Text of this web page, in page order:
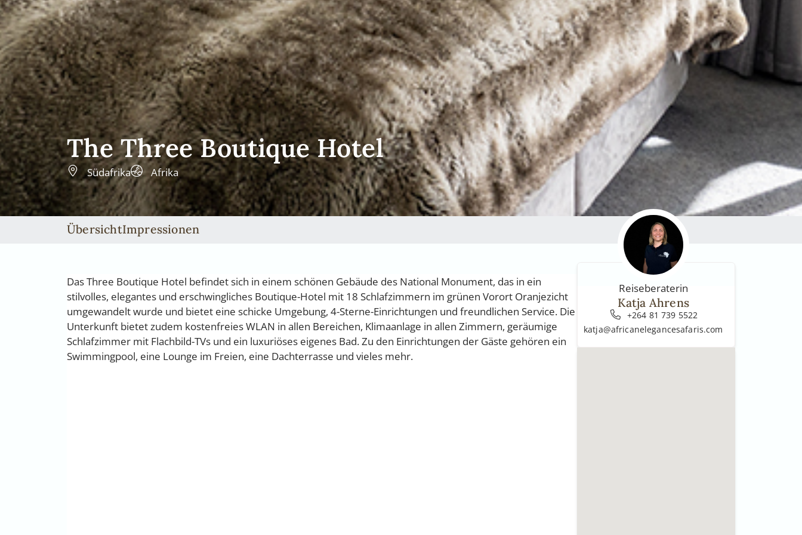
The Three Boutique Hotel
Südafrika Afrika
ÜbersichtImpressionen
Das Three Boutique Hotel befindet sich in einem schönen Gebäude des National Monument, das in ein
stilvolles, elegantes und erschwingliches Boutique-Hotel mit 18 Schlafzimmern im grünen Vorort Oranjezicht
umgewandelt wurde und bietet eine schicke Umgebung, 4-Sterne-Einrichtungen und freundlichen Service. Die
Unterkunft bietet zudem kostenfreies WLAN in allen Bereichen, Klimaanlage in allen Zimmern, geräumige
Schlafzimmer mit Flachbild-TVs und ein luxuriöses eigenes Bad. Zu den Einrichtungen der Gäste gehören ein
Swimmingpool, eine Lounge im Freien, eine Dachterrasse und vieles mehr.
Reiseberaterin
Katja Ahrens
+264 81 739 5522
katja@africanelegancesafaris.com